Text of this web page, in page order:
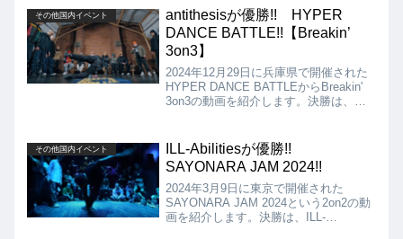
その他国内イベント
antithesisが優勝!! HYPER
DANCE BATTLE!!【Breakin’
3on3】
2024年12月29日に兵庫県で開催された
HYPER DANCE BATTLEからBreakin'
3on3の動画を紹介します。決勝は、赫
た!!
その他国内イベント
ILL-Abilitiesが優勝!!
SAYONARA JAM 2024!!
2024年3月9日に東京で開催された
SAYONARA JAM 2024という2on2の動
画を紹介します。決勝は、ILL-